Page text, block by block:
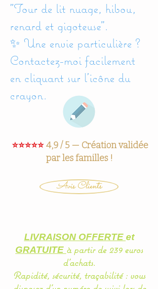
"Tour de lit nuage, hibou,
renard et gigoteuse".
✨ Une envie particulière ?
Contactez-moi facilement
en cliquant sur l’icône du
crayon.
⭐⭐⭐⭐⭐4,9 / 5 — Création validée
par les familles !
Avis Clients
LIVRAISON OFFERTE et
GRATUITE à partir de 239 euros
d'achats.
Rapidité, sécurité, traçabilité : vous